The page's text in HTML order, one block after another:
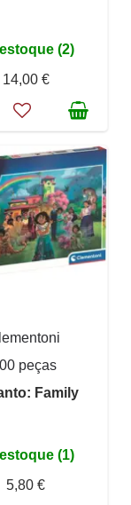
(2)
14,00 €
peças
Family
(1)
5,80 €